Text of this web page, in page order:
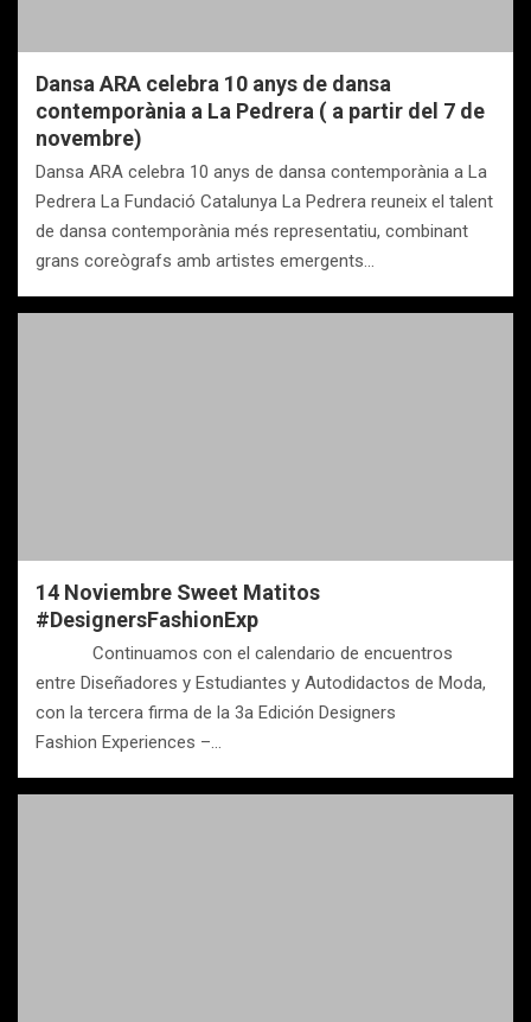
Dansa ARA celebra 10 anys de dansa
contemporània a La Pedrera ( a partir del 7 de
novembre)
Dansa ARA celebra 10 anys de dansa contemporània a La
Pedrera La Fundació Catalunya La Pedrera reuneix el talent
de dansa contemporània més representatiu, combinant
grans coreògrafs amb artistes emergents…
14 Noviembre Sweet Matitos
#DesignersFashionExp
Continuamos con el calendario de encuentros
entre Diseñadores y Estudiantes y Autodidactos de Moda,
con la tercera firma de la 3a Edición Designers
Fashion Experiences –…